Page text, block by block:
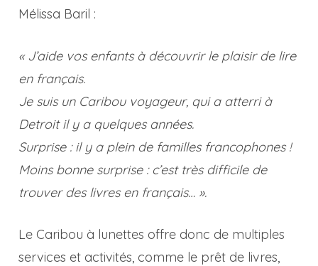
Mélissa Baril :
« J’aide vos enfants à découvrir le plaisir de lire
en français.
Je suis un Caribou voyageur, qui a atterri à
Detroit il y a quelques années.
Surprise : il y a plein de familles francophones !
Moins bonne surprise : c’est très difficile de
trouver des livres en français… ».
Le Caribou à lunettes offre donc de multiples
services et activités, comme le prêt de livres,